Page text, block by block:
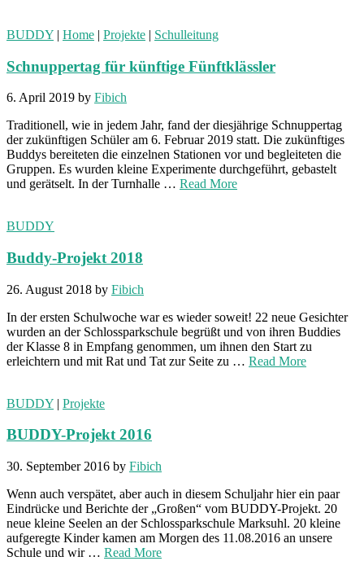
BUDDY | Home | Projekte | Schulleitung
Schnuppertag für künftige Fünftklässler
6. April 2019 by Fibich
Traditionell, wie in jedem Jahr, fand der diesjährige Schnuppertag
der zukünftigen Schüler am 6. Februar 2019 statt. Die zukünftiges
Buddys bereiteten die einzelnen Stationen vor und begleiteten die
Gruppen. Es wurden kleine Experimente durchgeführt, gebastelt
und gerätselt. In der Turnhalle … Read More
BUDDY
Buddy-Projekt 2018
26. August 2018 by Fibich
In der ersten Schulwoche war es wieder soweit! 22 neue Gesichter
wurden an der Schlossparkschule begrüßt und von ihren Buddies
der Klasse 8 in Empfang genommen, um ihnen den Start zu
erleichtern und mit Rat und Tat zur Seite zu … Read More
BUDDY | Projekte
BUDDY-Projekt 2016
30. September 2016 by Fibich
Wenn auch verspätet, aber auch in diesem Schuljahr hier ein paar
Eindrücke und Berichte der „Großen“ vom BUDDY-Projekt. 20
neue kleine Seelen an der Schlossparkschule Marksuhl. 20 kleine
aufgeregte Kinder kamen am Morgen des 11.08.2016 an unsere
Schule und wir … Read More